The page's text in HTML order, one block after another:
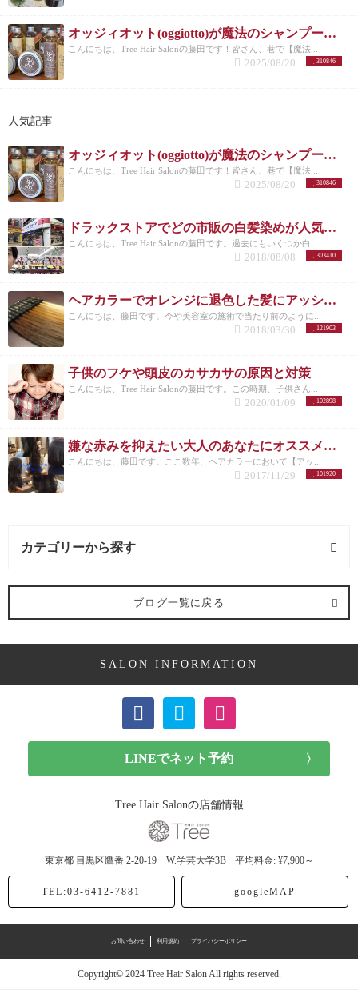
オッジィオット(oggiotto)が魔法のシャンプーと呼ばれる理由！取扱店だからこそ分かる髪質改善力
こんにちは、Tree Hair Salonの藤田です！皆さん、巷で【魔法...
310846
2025/08/20
人気記事
オッジィオット(oggiotto)が魔法のシャンプーと呼ばれる理由！取扱店だからこそ分かる髪質改善力
こんにちは、Tree Hair Salonの藤田です！皆さん、巷で【魔法...
310846
2025/08/20
ドラックストアでどの市販の白髪染めが人気なのか美容師がリサーチしてランキングにした。
こんにちは、Tree Hair Salonの藤田です。過去にもいくつか白...
303410
2018/08/08
ヘアカラーでオレンジに退色した髪にアッシュのすすめ
こんにちは、藤田です。今や美容室の施術で当たり前のように...
121903
2018/03/30
子供のフケや頭皮のカサカサの原因と対策
こんにちは、Tree Hair Salonの藤田です。この時期、子供さん...
102898
2020/01/09
嫌な赤みを抑えたい大人のあなたにオススメしたいヘアカラー【アッシュ】
こんにちは、藤田です。ここ数年、ヘアカラーにおいて【アッ...
101920
2017/11/29
カテゴリーから探す
髪型 (54記事)
ヘアドネーション (1記事)
ヘアカラー (40記事)
ブログ一覧に戻る
SALON INFORMATION
Tree Hair Salonの店舗情報
東京都 目黒区鷹番 2-20-19 W.学芸大学3B 平均料金: ¥7,900～
TEL:03-6412-7881 googleMAP
お問い合わせ 利用規約 プライバシーポリシー
Copyright© 2024 Tree Hair Salon All rights reserved.